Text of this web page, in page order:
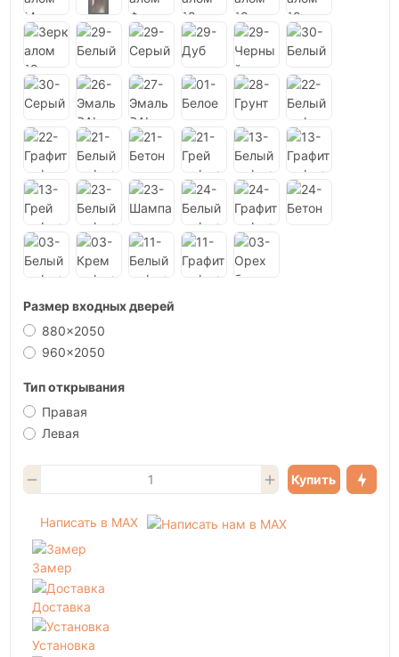
Размер входных дверей
880x2050
960x2050
Тип открывания
Правая
Левая
Купить
Написать в MAX
Замер
Доставка
Установка